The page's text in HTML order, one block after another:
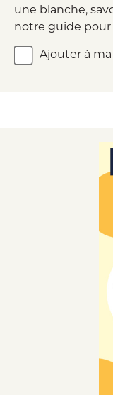
une blanche,
notre guide pour
Ajouter à